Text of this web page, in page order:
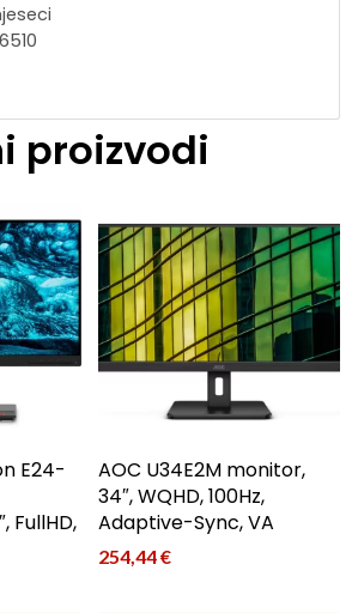
proizvodi
E24-
FullHD,
AOC U34E2M monitor,
34″, WQHD, 100Hz,
Adaptive-Sync, VA
254,44€